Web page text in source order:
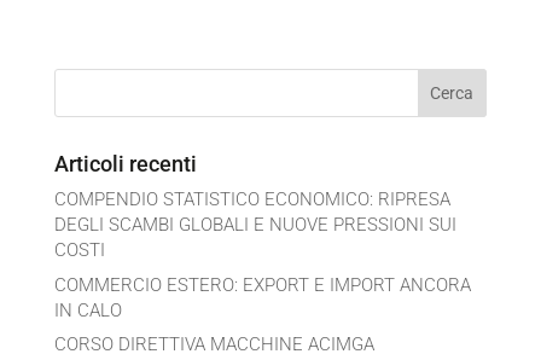
Articoli recenti
COMPENDIO STATISTICO ECONOMICO: RIPRESA
DEGLI SCAMBI GLOBALI E NUOVE PRESSIONI SUI
COSTI
COMMERCIO ESTERO: EXPORT E IMPORT ANCORA
IN CALO
CORSO DIRETTIVA MACCHINE ACIMGA